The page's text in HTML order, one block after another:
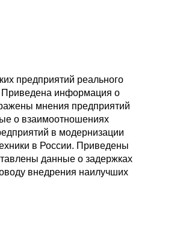
предприятий реального
Приведена информация о
мнения предприятий
о взаимоотношениях
в модернизации
в России. Приведены
данные о задержках
внедрения наилучших